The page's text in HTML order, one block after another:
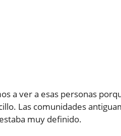
a ver a esas personas
Las comunidades
muy definido.